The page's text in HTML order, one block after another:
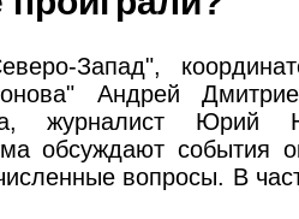
Запад",
Андрей
журналист Юрий
обсуждают события
вопросы. В